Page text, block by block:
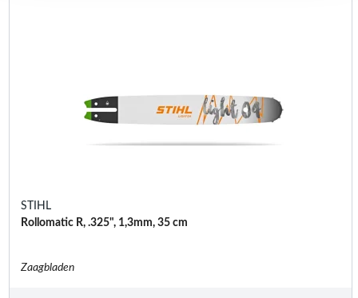
STIHL
Rollomatic R, .325", 1,3mm, 35 cm
Zaagbladen